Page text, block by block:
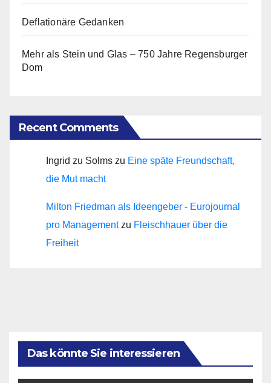
Deflationäre Gedanken
Mehr als Stein und Glas – 750 Jahre Regensburger
Dom
Recent Comments
Ingrid zu Solms zu Eine späte Freundschaft,
die Mut macht
Milton Friedman als Ideengeber - Eurojournal
pro Managementzu Fleischhauer über die
Freiheit
Das könnte Sie interessieren